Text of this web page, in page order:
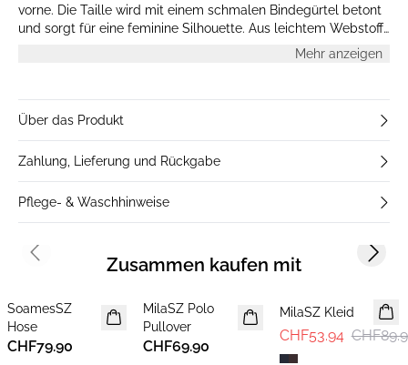
vorne. Die Taille wird mit einem schmalen Bindegürtel betont
und sorgt für eine feminine Silhouette. Aus leichtem Webstoff
mit weichem Fall gefertigt. Das Model ist 175 cm groß und
Mehr anzeigen
Über das Produkt
Zahlung, Lieferung und Rückgabe
Pflege- & Waschhinweise
Zusammen kaufen mit
NEUHEIT
SoamesSZ
Hose
CHF79.90
NEUHEIT
2 FOR 120 CHF
MilaSZ Polo
Pullover
CHF69.90
-40%
MilaSZ Kleid
CHF53.94
Previous slide Next